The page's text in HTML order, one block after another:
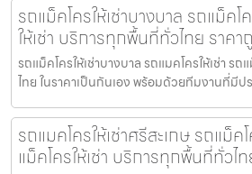
รถแม็คโครให้เช่าบางบาล รถแม็ค
ให้เช่า บริการทุกพื้นที่ทั่วไทย ราคา
รถแม็คโครให้เช่าบางบาล รถแมคโครให้เช่า ร
ไทย ในราคาเป็นกันเอง พร้อมด้วยทีมงานที่มีป
รถแมคโครให้เช่าศรีสะเกษ รถแม็ค
แม็คโครให้เช่า บริการทุกพื้นที่ทั่วไ